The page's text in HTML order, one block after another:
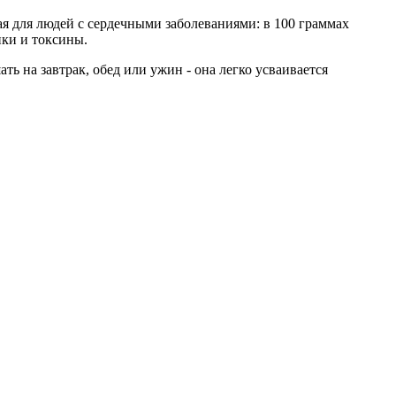
для людей с сердечными заболеваниями: в 100 граммах
и токсины.
на завтрак, обед или ужин - она легко усваивается